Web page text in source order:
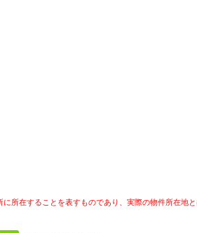
所在することを表すものであり、実際の物件所在地と